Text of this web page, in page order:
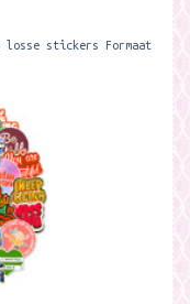
losse stickers Formaat